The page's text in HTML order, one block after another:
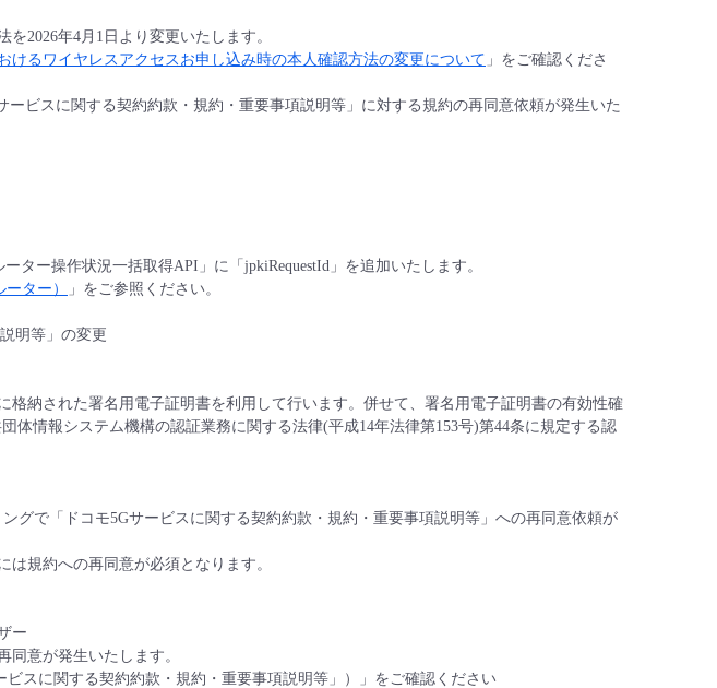
2026年4月1日より変更いたします。
けるワイヤレスアクセスお申し込み時の本人確認方法の変更について 」をご確認くださ
ビスに関する契約約款・規約・重要事項説明等」に対する規約の再同意依頼が発生いた
ター操作状況一括取得API」に「jpkiRequestId」を追加いたします。
ター） 」をご参照ください。
明等」の変更
格納された署名用電子証明書を利用して行います。併せて、署名用電子証明書の有効性確
体情報システム機構の認証業務に関する法律(平成14年法律第153号)第44条に規定する認
グで「ドコモ5Gサービスに関する契約約款・規約・重要事項説明等」への再同意依頼が
規約への再同意が必須となります。
ー
意が発生いたします。
ビスに関する契約約款・規約・重要事項説明等」）」をご確認ください